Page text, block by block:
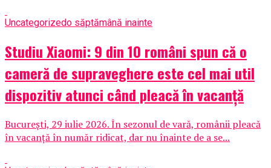
Uncategorizedo săptămână inainte
Studiu Xiaomi: 9 din 10 români spun că o
cameră de supraveghere este cel mai util
dispozitiv atunci când pleacă în vacanță
București, 29 iulie 2026. În sezonul de vară, românii pleacă
în vacanță în număr ridicat, dar nu înainte de a se...